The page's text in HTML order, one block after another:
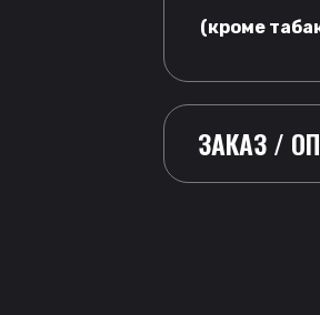
(кроме
ЗАКАЗ /